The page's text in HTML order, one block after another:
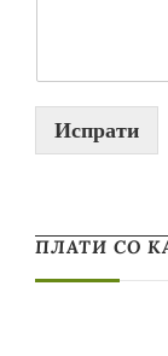
Испрати
ПЛАТИ СО